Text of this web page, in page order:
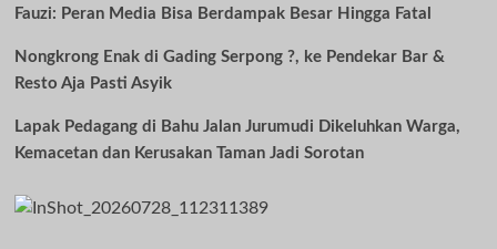
Fauzi: Peran Media Bisa Berdampak Besar Hingga Fatal
Nongkrong Enak di Gading Serpong ?, ke Pendekar Bar &
Resto Aja Pasti Asyik
Lapak Pedagang di Bahu Jalan Jurumudi Dikeluhkan Warga,
Kemacetan dan Kerusakan Taman Jadi Sorotan